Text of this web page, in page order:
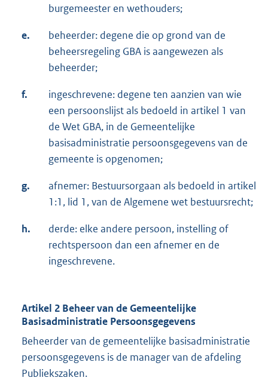
burgemeester en wethouders;
e.
beheerder: degene die op grond van de
beheersregeling GBA is aangewezen als
beheerder;
f.
ingeschrevene: degene ten aanzien van wie
een persoonslijst als bedoeld in artikel 1 van
de Wet GBA, in de Gemeentelijke
basisadministratie persoonsgegevens van de
gemeente is opgenomen;
g.
afnemer: Bestuursorgaan als bedoeld in artikel
1:1, lid 1, van de Algemene wet bestuursrecht;
h.
derde: elke andere persoon, instelling of
rechtspersoon dan een afnemer en de
ingeschrevene.
Artikel 2 Beheer van de Gemeentelijke
Basisadministratie Persoonsgegevens
Beheerder van de gemeentelijke basisadministratie
persoonsgegevens is de manager van de afdeling
Publiekszaken.